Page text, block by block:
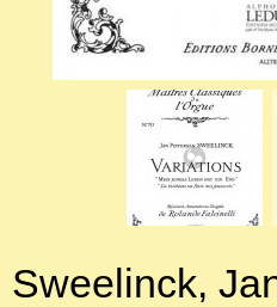
Sweelinck,